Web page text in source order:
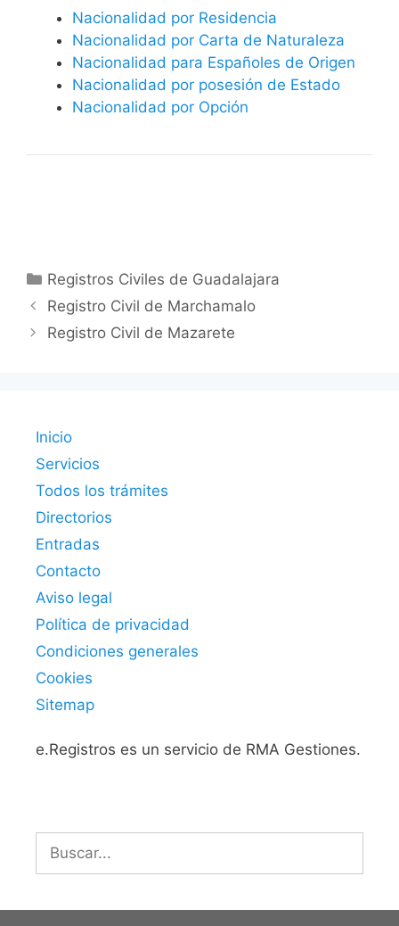
Nacionalidad por Residencia
Nacionalidad por Carta de Naturaleza
Nacionalidad para Españoles de Origen
Nacionalidad por posesión de Estado
Nacionalidad por Opción
Categorías
Registros Civiles de Guadalajara
Registro Civil de Marchamalo
Registro Civil de Mazarete
Inicio
Servicios
Todos los trámites
Directorios
Entradas
Contacto
Aviso legal
Política de privacidad
Condiciones generales
Cookies
Sitemap
e.Registros es un servicio de RMA Gestiones.
Buscar: